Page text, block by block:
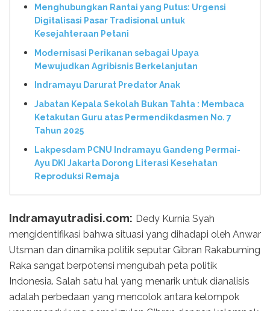
Menghubungkan Rantai yang Putus: Urgensi
Digitalisasi Pasar Tradisional untuk
Kesejahteraan Petani
Modernisasi Perikanan sebagai Upaya
Mewujudkan Agribisnis Berkelanjutan
Indramayu Darurat Predator Anak
Jabatan Kepala Sekolah Bukan Tahta : Membaca
Ketakutan Guru atas Permendikdasmen No. 7
Tahun 2025
Lakpesdam PCNU Indramayu Gandeng Permai-
Ayu DKI Jakarta Dorong Literasi Kesehatan
Reproduksi Remaja
Indramayutradisi.com: Dedy Kurnia Syah
mengidentifikasi bahwa situasi yang dihadapi oleh Anwar
Utsman dan dinamika politik seputar Gibran Rakabuming
Raka sangat berpotensi mengubah peta politik
Indonesia. Salah satu hal yang menarik untuk dianalisis
adalah perbedaan yang mencolok antara kelompok